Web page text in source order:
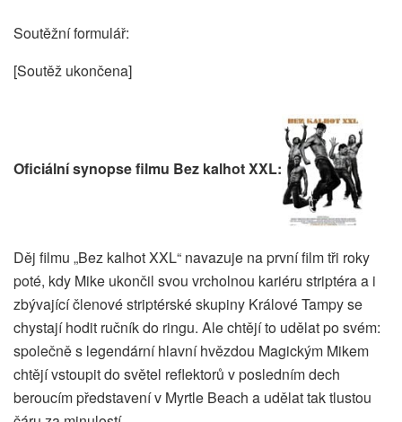
Soutěžní formulář:
[Soutěž ukončena]
Oficiální synopse filmu Bez kalhot XXL:
Děj filmu „Bez kalhot XXL“ navazuje na první film tři roky
poté, kdy Mike ukončil svou vrcholnou kariéru striptéra a i
zbývající členové striptérské skupiny Králové Tampy se
chystají hodit ručník do ringu. Ale chtějí to udělat po svém:
společně s legendární hlavní hvězdou Magickým Mikem
chtějí vstoupit do světel reflektorů v posledním dech
beroucím představení v Myrtle Beach a udělat tak tlustou